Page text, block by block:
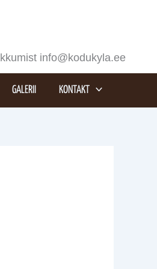
info@kodukyla.ee
GALERII KONTAKT